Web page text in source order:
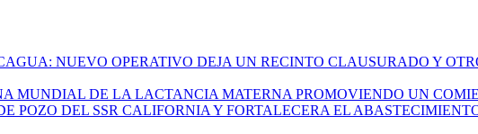
NUEVO OPERATIVO DEJA UN RECINTO CLAUSURADO Y
MUNDIAL DE LA LACTANCIA MATERNA PROMOVIENDO UN
POZO DEL SSR CALIFORNIA Y FORTALECERA EL